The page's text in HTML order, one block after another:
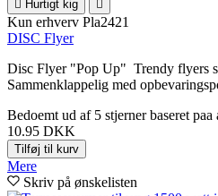
 Hurtigt kig 
Kun erhverv Pla2421
DISC Flyer
Disc Flyer "Pop Up" Trendy flyers
Sammenklappelig med
Bedoemt ud af 5 stjerner baseret paa
10.95 DKK
Tilføj til kurv
Mere
Skriv på ønskelisten